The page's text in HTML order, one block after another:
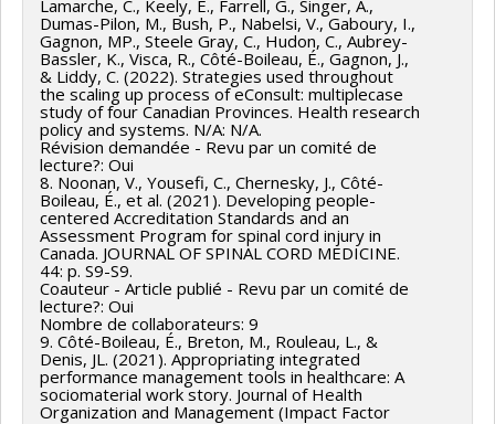
de solutions. Utilisation : Développement d’un nouveau
modèle (design) de salle de pilotage tactique
(facultatif pour l’opérationnel).
Lamarche, C., Keely, E., Farrell, G., Singer, A.,
Dumas-Pilon, M., Bush, P., Nabelsi, V., Gaboury, I.,
Gagnon, MP., Steele Gray, C., Hudon, C., Aubrey-
Bassler, K., Visca, R., Côté-Boileau, É., Gagnon, J.,
& Liddy, C. (2022). Strategies used throughout
the scaling up process of eConsult: multiplecase
study of four Canadian Provinces. Health research
policy and systems. N/A: N/A.
Révision demandée - Revu par un comité de
lecture?: Oui
8. Noonan, V., Yousefi, C., Chernesky, J., Côté-
Boileau, É., et al. (2021). Developing people-
centered Accreditation Standards and an
Assessment Program for spinal cord injury in
Canada. JOURNAL OF SPINAL CORD MEDICINE.
44: p. S9-S9.
Coauteur - Article publié - Revu par un comité de
lecture?: Oui
Nombre de collaborateurs: 9
9. Côté-Boileau, É., Breton, M., Rouleau, L., &
Denis, JL. (2021). Appropriating integrated
performance management tools in healthcare: A
sociomaterial work story. Journal of Health
Organization and Management (Impact Factor